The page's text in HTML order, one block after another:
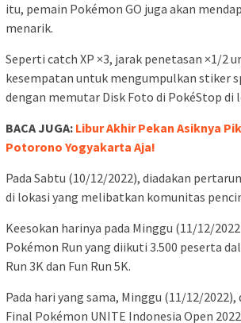
itu, pemain Pokémon GO juga akan
menarik.
Seperti catch XP ×3, jarak penetasan ×1/2
kesempatan untuk mengumpulkan stiker
dengan memutar Disk Foto di PokéStop di
BACA JUGA: Libur Akhir Pekan Asiknya
Potorono Yogyakarta Aja!
Pada Sabtu (10/12/2022), diadakan
di lokasi yang melibatkan komunitas
Keesokan harinya pada Minggu (11/12/
Pokémon Run yang diikuti 3.500 peserta
Run 3K dan Fun Run 5K.
Pada hari yang sama, Minggu (11/12/2022),
Final Pokémon UNITE Indonesia Open